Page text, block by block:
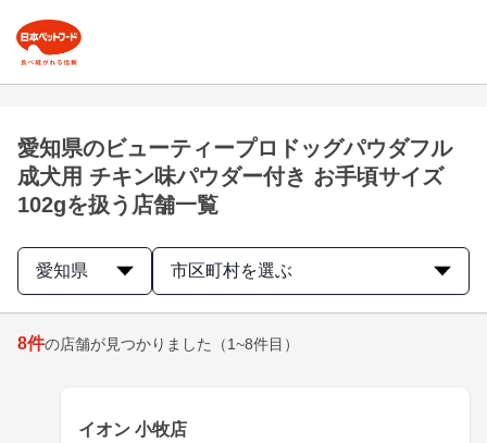
愛知県のビューティープロドッグパウダフル
成犬用 チキン味パウダー付き お手頃サイズ
102gを扱う店舗一覧
愛知県 市区町村を選ぶ
8件の店舗が見つかりました （1~8件目）
イオン 小牧店